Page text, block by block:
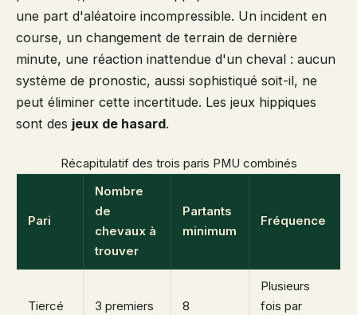
une part d'aléatoire incompressible. Un incident en
course, un changement de terrain de dernière
minute, une réaction inattendue d'un cheval : aucun
système de pronostic, aussi sophistiqué soit-il, ne
peut éliminer cette incertitude. Les jeux hippiques
sont des jeux de hasard.
Récapitulatif des trois paris PMU combinés
Pari
Nombre
de
chevaux à
trouver
Partants
minimum
Fréquence
Tiercé 3 premiers 8
Plusieurs
fois par